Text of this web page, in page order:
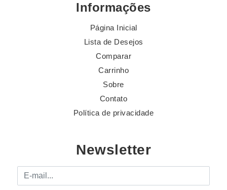
Informações
Página Inicial
Lista de Desejos
Comparar
Carrinho
Sobre
Contato
Política de privacidade
Newsletter
E-mail